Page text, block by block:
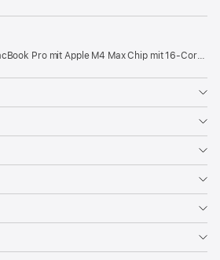
mit Apple M4 Max Chip mit 16‑Core CPU und 40‑Core GPU - Silber